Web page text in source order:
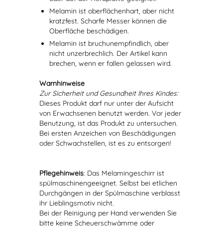
Melamin ist oberflächenhart, aber nicht
kratzfest. Scharfe Messer können die
Oberfläche beschädigen.
Melamin ist bruchunempfindlich, aber
nicht unzerbrechlich. Der Artikel kann
brechen, wenn er fallen gelassen wird.
Warnhinweise
Zur Sicherheit und Gesundheit Ihres Kindes:
Dieses Produkt darf nur unter der Aufsicht
von Erwachsenen benutzt werden. Vor jeder
Benutzung, ist das Produkt zu untersuchen.
Bei ersten Anzeichen von Beschädigungen
oder Schwachstellen, ist es zu entsorgen!
Pflegehinweis: Das Melamingeschirr ist
spülmaschinengeeignet. Selbst bei etlichen
Durchgängen in der Spülmaschine verblasst
ihr Lieblingsmotiv nicht.
Bei der Reinigung per Hand verwenden Sie
bitte keine Scheuerschwämme oder